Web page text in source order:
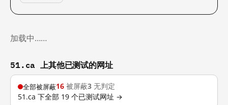
加载中……
51.ca 上其他已测试的网址
全部被屏蔽16 被屏蔽3 无判定
51.ca 下全部 19 个已测试网址 →